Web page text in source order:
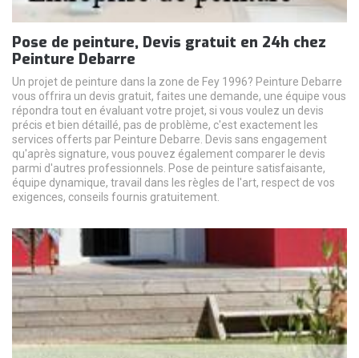
Pose de peinture, Devis gratuit en 24h chez
Peinture Debarre
Un projet de peinture dans la zone de Fey 1996? Peinture Debarre
vous offrira un devis gratuit, faites une demande, une équipe vous
répondra tout en évaluant votre projet, si vous voulez un devis
précis et bien détaillé, pas de problème, c'est exactement les
services offerts par Peinture Debarre. Devis sans engagement
qu'après signature, vous pouvez également comparer le devis
parmi d'autres professionnels. Pose de peinture satisfaisante,
équipe dynamique, travail dans les règles de l'art, respect de vos
exigences, conseils fournis gratuitement.